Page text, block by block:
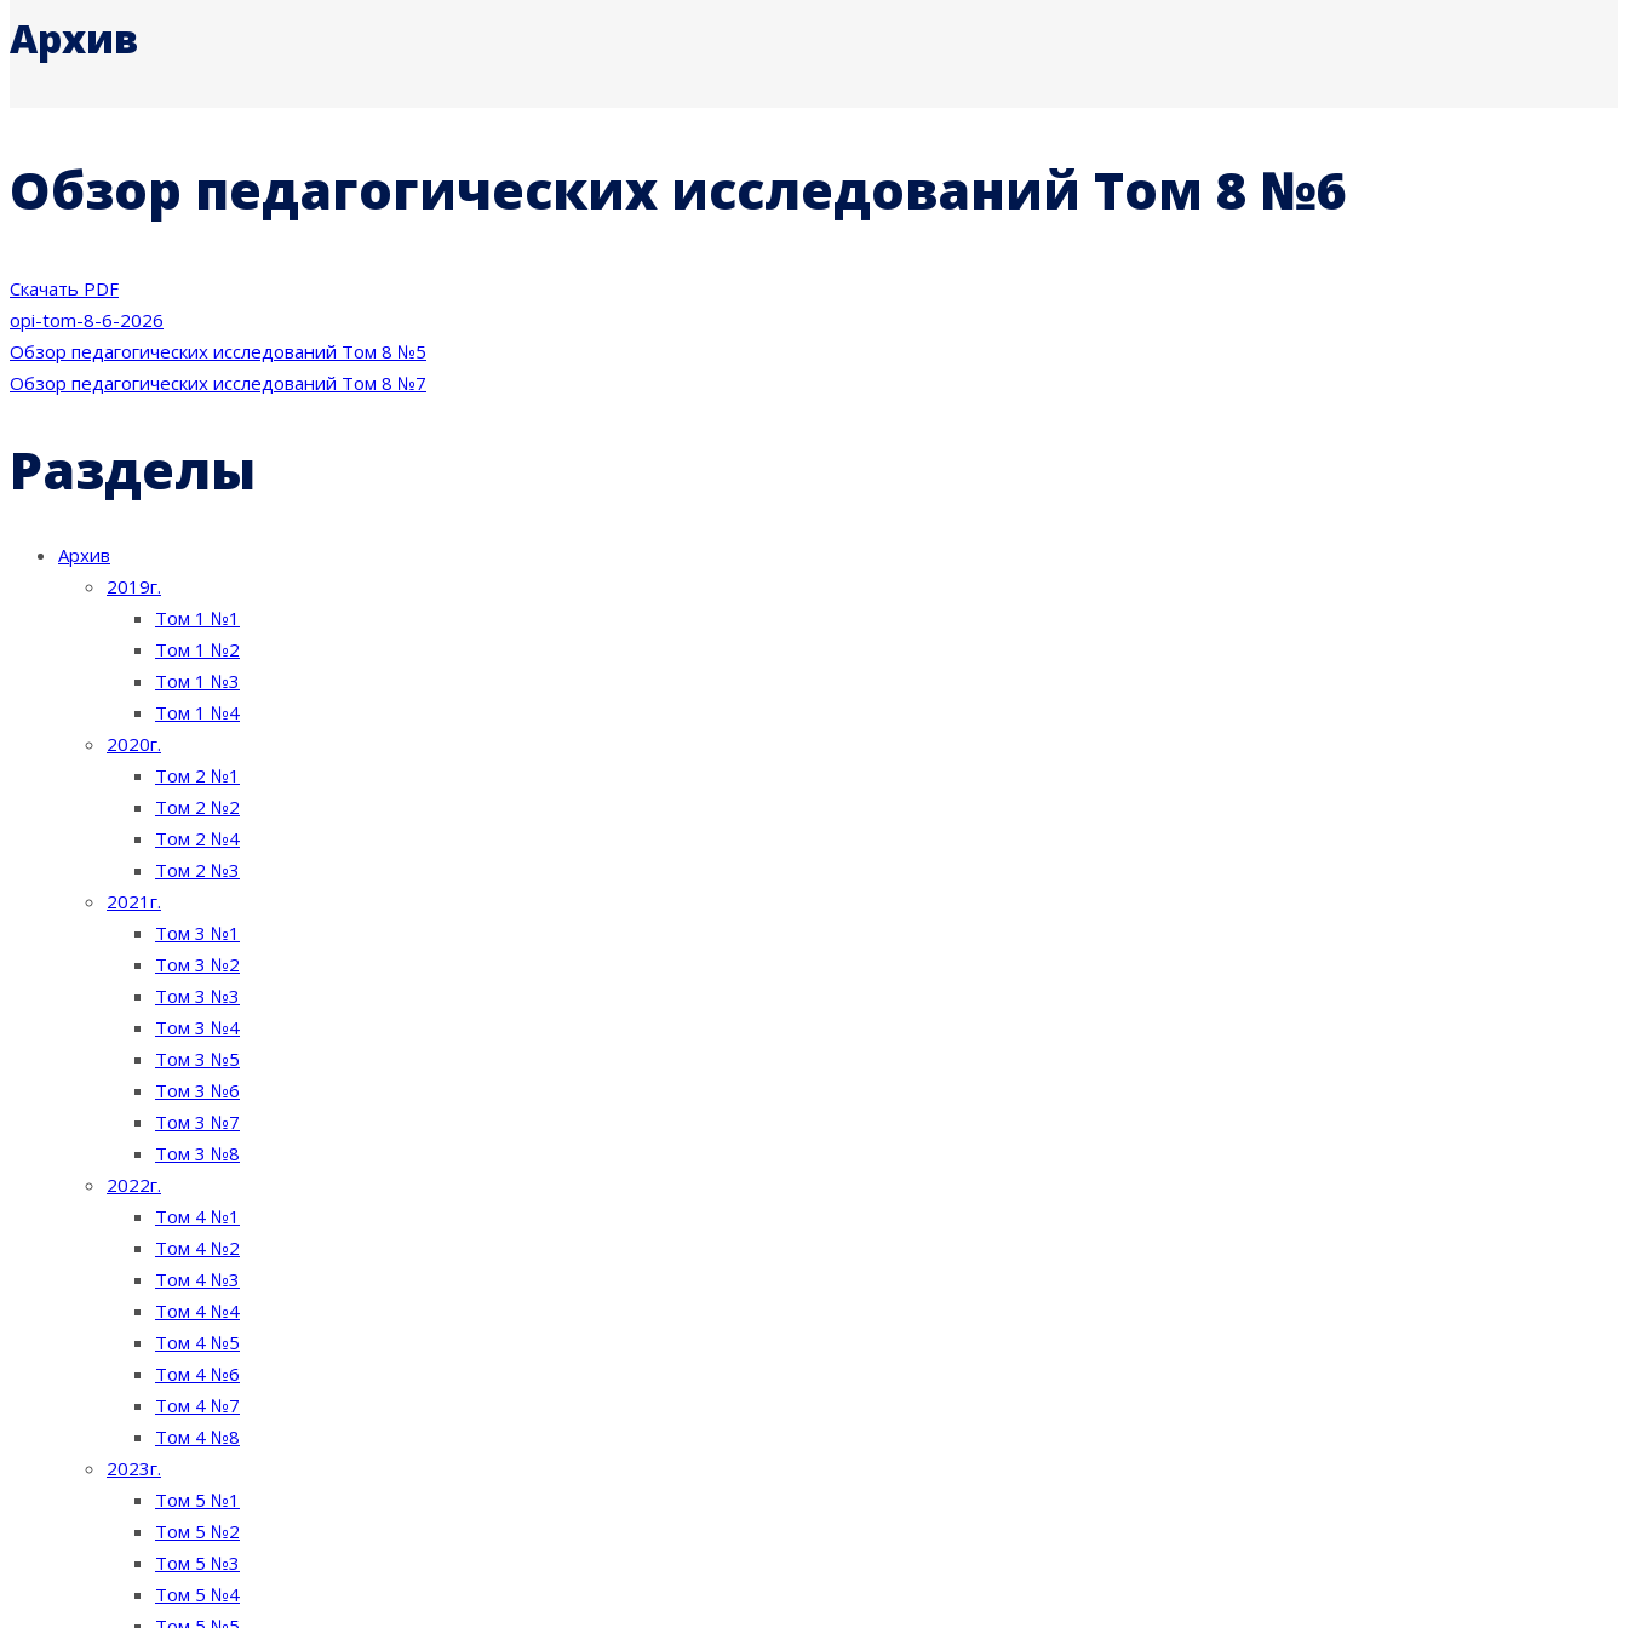
Архив
Обзор педагогических исследований Том 8 №6
Скачать PDF
opi-tom-8-6-2026
Навигация
по
записям
Обзор педагогических исследований Том 8 №5
Обзор педагогических исследований Том 8 №7
Разделы
Архив
2019г.
Том 1 №1
Том 1 №2
Том 1 №3
Том 1 №4
2020г.
Том 2 №1
Том 2 №2
Том 2 №4
Том 2 №3
2021г.
Том 3 №1
Том 3 №2
Том 3 №3
Том 3 №4
Том 3 №5
Том 3 №6
Том 3 №7
Том 3 №8
2022г.
Том 4 №1
Том 4 №2
Том 4 №3
Том 4 №4
Том 4 №5
Том 4 №6
Том 4 №7
Том 4 №8
2023г.
Том 5 №1
Том 5 №2
Том 5 №3
Том 5 №4